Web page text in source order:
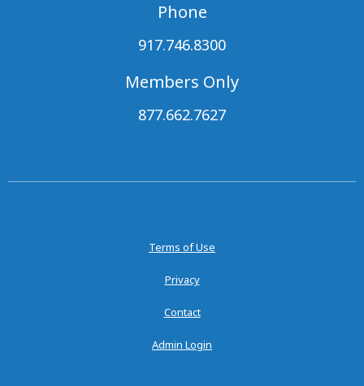
Phone
917.746.8300
Members Only
877.662.7627
Terms of Use
Privacy
Contact
Admin Login